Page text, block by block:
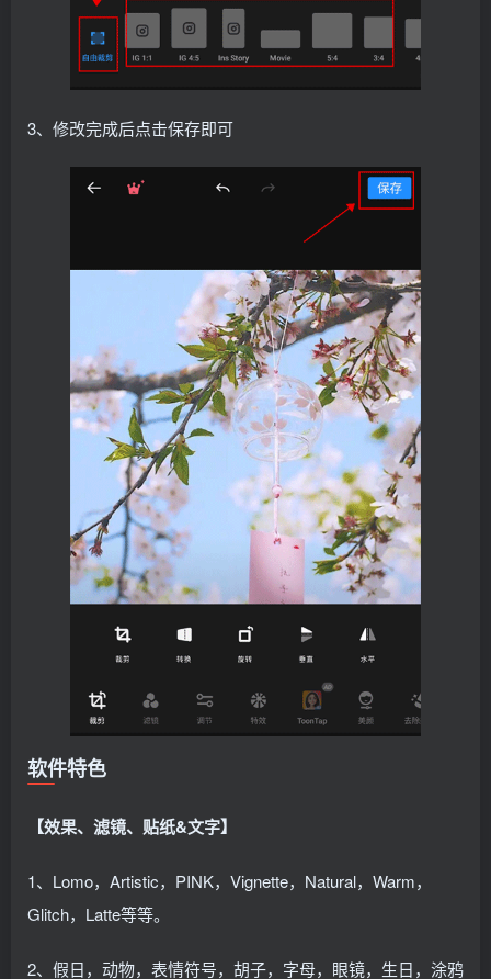
3、修改完成后点击保存即可
软件特色
【效果、滤镜、贴纸&文字】
1、Lomo，Artistic，PINK，Vignette，Natural，Warm，
Glitch，Latte等等。
2、假日，动物，表情符号，胡子，字母，眼镜，生日，涂鸦